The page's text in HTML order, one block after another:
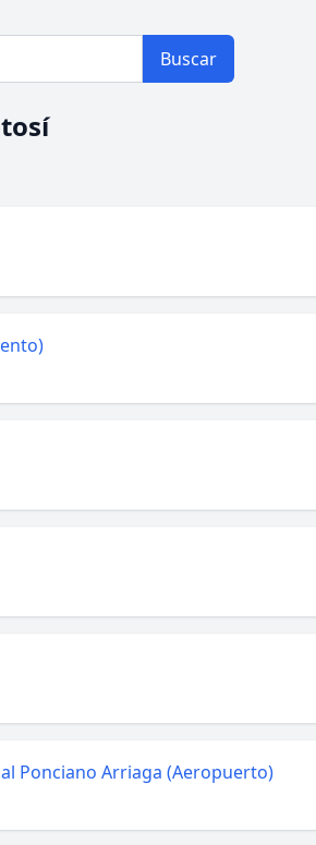
Buscar
Ponciano Arriaga (Aeropuerto)